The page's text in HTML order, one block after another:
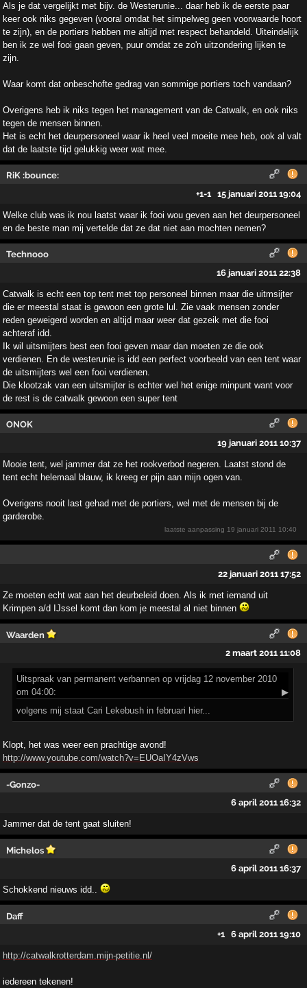
Als je dat vergelijkt met bijv. de Westerunie... daar heb ik de eerste paar
keer ook niks gegeven (vooral omdat het simpelweg geen voorwaarde hoort
te zijn), en de portiers hebben me altijd met respect behandeld. Uiteindelijk
ben ik ze wel fooi gaan geven, puur omdat ze zo'n uitzondering lijken te
zijn.
Waar komt dat onbeschofte gedrag van sommige portiers toch vandaan?
Overigens heb ik niks tegen het management van de Catwalk, en ook niks
tegen de mensen binnen.
Het is echt het deurpersoneel waar ik heel veel moeite mee heb, ook al valt
dat de laatste tijd gelukkig weer wat mee.
RiK :bounce:
+1-1 15 januari 2011 19:04
Welke club was ik nou laatst waar ik fooi wou geven aan het deurpersoneel
en de beste man mij vertelde dat ze dat niet aan mochten nemen?
Technooo
16 januari 2011 22:38
Catwalk is echt een top tent met top personeel binnen maar die uitmsijter
die er meestal staat is gewoon een grote lul. Zie vaak mensen zonder
reden geweigerd worden en altijd maar weer dat gezeik met die fooi
achteraf idd.
Ik wil uitsmijters best een fooi geven maar dan moeten ze die ook
verdienen. En de westerunie is idd een perfect voorbeeld van een tent waar
de uitsmijters wel een fooi verdienen.
Die klootzak van een uitsmijter is echter wel het enige minpunt want voor
de rest is de catwalk gewoon een super tent
ONOK
19 januari 2011 10:37
Mooie tent, wel jammer dat ze het rookverbod negeren. Laatst stond de
tent echt helemaal blauw, ik kreeg er pijn aan mijn ogen van.
Overigens nooit last gehad met de portiers, wel met de mensen bij de
garderobe.
laatste aanpassing 19 januari 2011 10:40
22 januari 2011 17:52
Ze moeten echt wat aan het deurbeleid doen. Als ik met iemand uit
Krimpen a/d IJssel komt dan kom je meestal al niet binnen
Waarden
2 maart 2011 11:08
Uitspraak van permanent verbannen op vrijdag 12 november 2010
om 04:00:
▶
volgens mij staat Cari Lekebush in februari hier...
Klopt, het was weer een prachtige avond!
http://www.youtube.com/watch?v=EUOaIY4zVws
-Gonzo-
6 april 2011 16:32
Jammer dat de tent gaat sluiten!
Michelos
6 april 2011 16:37
Schokkend nieuws idd..
Daff
+1
6 april 2011 19:10
http://catwalkrotterdam.mijn-petitie.nl/
iedereen tekenen!